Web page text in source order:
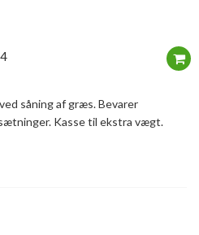
såning af græs. Bevarer
Kasse til ekstra vægt.